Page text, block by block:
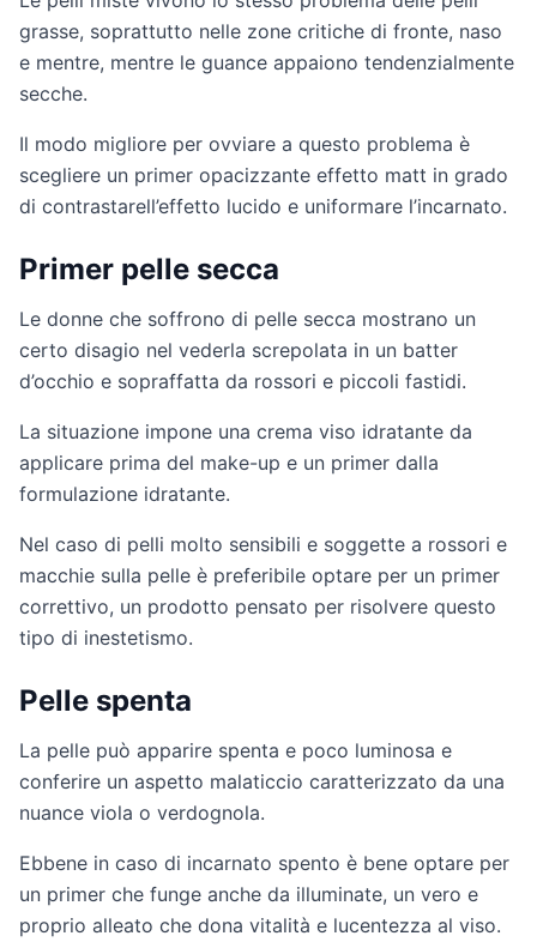
grasse, soprattutto nelle zone critiche di fronte, naso
e mentre, mentre le guance appaiono tendenzialmente
secche.
Il modo migliore per ovviare a questo problema è
scegliere un primer opacizzante effetto matt in grado
di contrastarell’effetto lucido e uniformare l’incarnato.
Primer pelle secca
Le donne che soffrono di pelle secca mostrano un
certo disagio nel vederla screpolata in un batter
d’occhio e sopraffatta da rossori e piccoli fastidi.
La situazione impone una crema viso idratante da
applicare prima del make-up e un primer dalla
formulazione idratante.
Nel caso di pelli molto sensibili e soggette a rossori e
macchie sulla pelle è preferibile optare per un primer
correttivo, un prodotto pensato per risolvere questo
tipo di inestetismo.
Pelle spenta
La pelle può apparire spenta e poco luminosa e
conferire un aspetto malaticcio caratterizzato da una
nuance viola o verdognola.
Ebbene in caso di incarnato spento è bene optare per
un primer che funge anche da illuminate, un vero e
proprio alleato che dona vitalità e lucentezza al viso.